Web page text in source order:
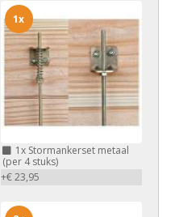
1xStormankerset metaal
(per 4 stuks)
+€ 23,95
1x